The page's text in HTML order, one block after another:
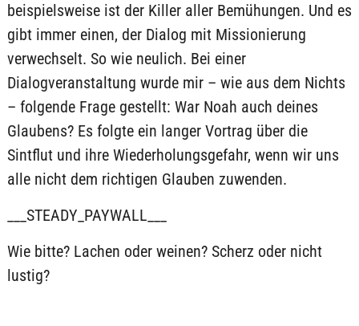
beispielsweise ist der Killer aller Bemühungen. Und es
gibt immer einen, der Dialog mit Missionierung
verwechselt. So wie neulich. Bei einer
Dialogveranstaltung wurde mir – wie aus dem Nichts
– folgende Frage gestellt: War Noah auch deines
Glaubens? Es folgte ein langer Vortrag über die
Sintflut und ihre Wiederholungsgefahr, wenn wir uns
alle nicht dem richtigen Glauben zuwenden.
___STEADY_PAYWALL___
Wie bitte? Lachen oder weinen? Scherz oder nicht
lustig?